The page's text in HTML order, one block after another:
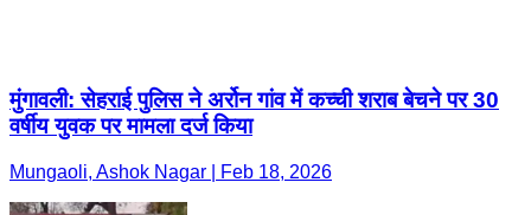
मुंगावली: सेहराई पुलिस ने अर्रोन गांव में कच्ची शराब बेचने पर 30
वर्षीय युवक पर मामला दर्ज किया
Mungaoli, Ashok Nagar | Feb 18, 2026